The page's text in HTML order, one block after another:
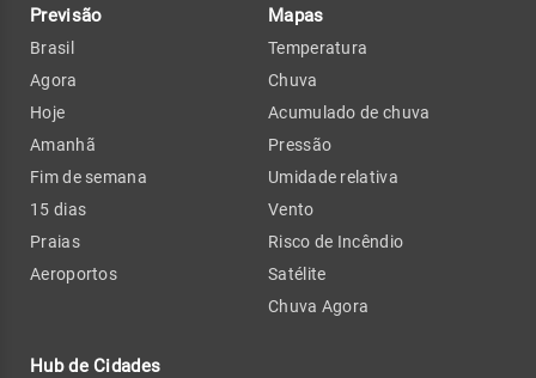
Previsão
Brasil
Agora
Hoje
Amanhã
Fim de semana
15 dias
Praias
Aeroportos
Hub de Cidades
Mapas
Temperatura
Chuva
Acumulado de chuva
Pressão
Umidade relativa
Vento
Risco de Incêndio
Satélite
Chuva Agora